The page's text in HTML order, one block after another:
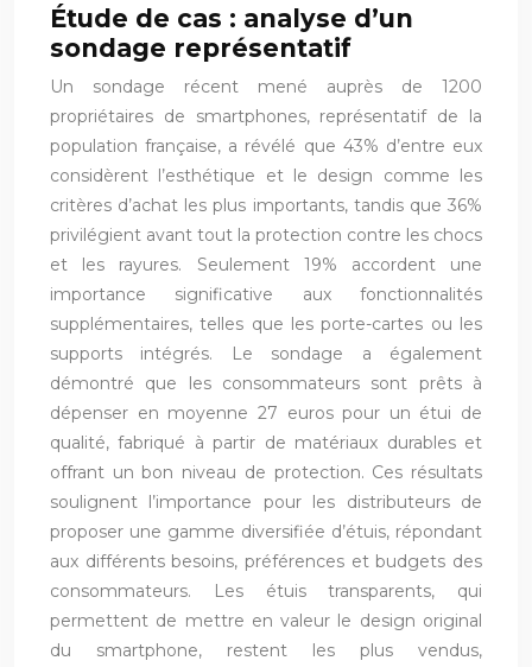
Étude de cas : analyse d’un
sondage représentatif
Un sondage récent mené auprès de 1200
propriétaires de smartphones, représentatif de la
population française, a révélé que 43% d’entre eux
considèrent l’esthétique et le design comme les
critères d’achat les plus importants, tandis que 36%
privilégient avant tout la protection contre les chocs
et les rayures. Seulement 19% accordent une
importance significative aux fonctionnalités
supplémentaires, telles que les porte-cartes ou les
supports intégrés. Le sondage a également
démontré que les consommateurs sont prêts à
dépenser en moyenne 27 euros pour un étui de
qualité, fabriqué à partir de matériaux durables et
offrant un bon niveau de protection. Ces résultats
soulignent l’importance pour les distributeurs de
proposer une gamme diversifiée d’étuis, répondant
aux différents besoins, préférences et budgets des
consommateurs. Les étuis transparents, qui
permettent de mettre en valeur le design original
du smartphone, restent les plus vendus,